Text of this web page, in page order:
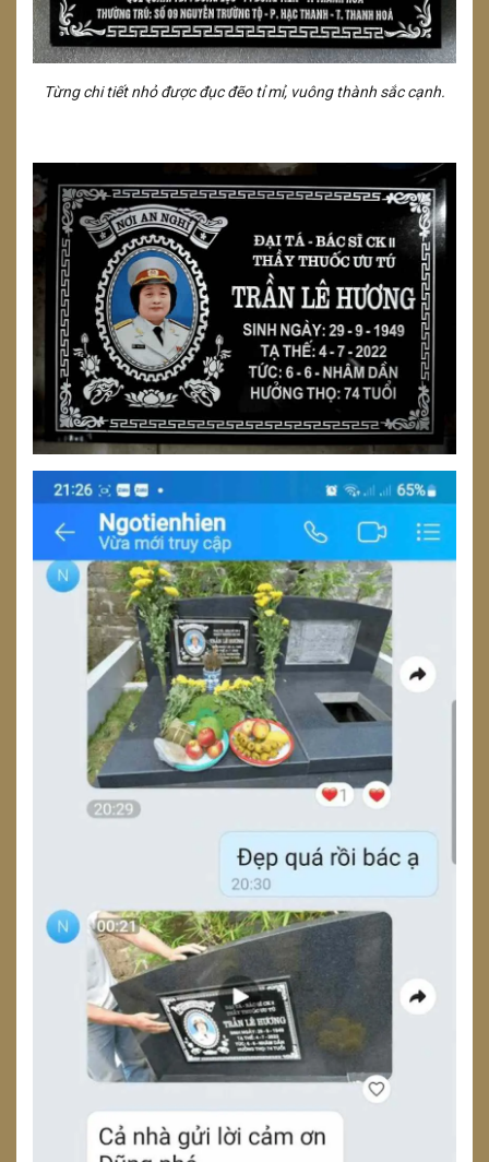
Từng chi tiết nhỏ được đục đẽo tỉ mỉ, vuông thành sắc cạnh.